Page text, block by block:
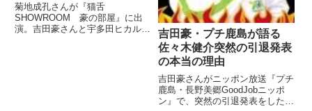
菊地成孔さんが『猫舌
SHOWROOM 豪の部屋』に出
演。吉田豪さんと宇多田ヒカルさ
吉田豪・プチ鹿島が語る
佐々木健介突然の引退発表
の本当の理由
吉田豪さんがニッポン放送『プチ
鹿島・長野美郷GoodJobニッポ
ン』で、突然の引退発表をした